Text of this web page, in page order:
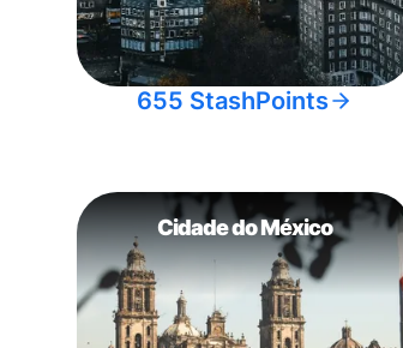
655 StashPoints
Cidade do México